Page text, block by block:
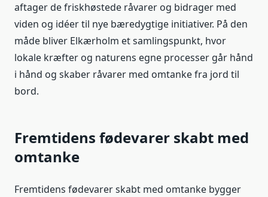
aftager de friskhøstede råvarer og bidrager med
viden og idéer til nye bæredygtige initiativer. På den
måde bliver Elkærholm et samlingspunkt, hvor
lokale kræfter og naturens egne processer går hånd
i hånd og skaber råvarer med omtanke fra jord til
bord.
Fremtidens fødevarer skabt med
omtanke
Fremtidens fødevarer skabt med omtanke bygger